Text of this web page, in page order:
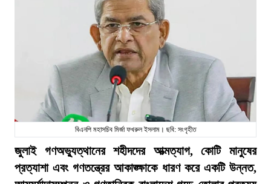
বিএনপি মহাসচিব মির্জা ফখরুল ইসলাম। ছবি: সংগৃহীত
জুলাই গণঅভ্যুত্থানের শহীদদের আত্মত্যাগ, কোটি মানুষের
প্রত্যাশা এবং গণতন্ত্রের আকাঙ্ক্ষাকে ধারণ করে একটি উন্নত,